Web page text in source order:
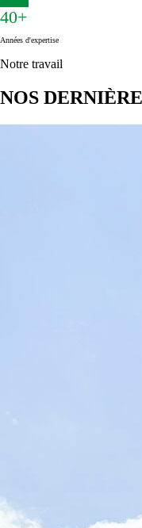
40+
Années d'expertise
Notre travail
NOS